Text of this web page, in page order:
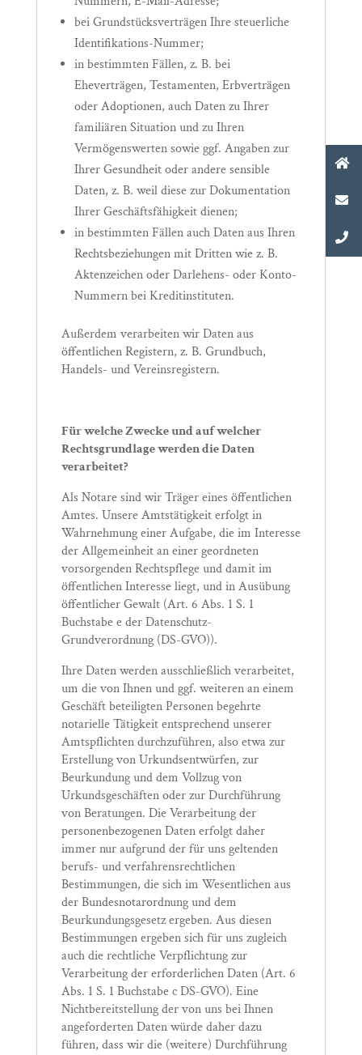
bei Grundstücksverträgen Ihre steuerliche
Identifikations-Nummer;
in bestimmten Fällen, z. B. bei
Eheverträgen, Testamenten, Erbverträgen
oder Adoptionen, auch Daten zu Ihrer
familiären Situation und zu Ihren
Vermögenswerten sowie ggf. Angaben zur
Ihrer Gesundheit oder andere sensible
Daten, z. B. weil diese zur Dokumentation
Ihrer Geschäftsfähigkeit dienen;
in bestimmten Fällen auch Daten aus Ihren
Rechtsbeziehungen mit Dritten wie z. B.
Aktenzeichen oder Darlehens- oder Konto-
Nummern bei Kreditinstituten.
Außerdem verarbeiten wir Daten aus
öffentlichen Registern, z. B. Grundbuch,
Handels- und Vereinsregistern.
Für welche Zwecke und auf welcher
Rechtsgrundlage werden die Daten
verarbeitet?
Als Notare sind wir Träger eines öffentlichen
Amtes. Unsere Amtstätigkeit erfolgt in
Wahrnehmung einer Aufgabe, die im Interesse
der Allgemeinheit an einer geordneten
vorsorgenden Rechtspflege und damit im
öffentlichen Interesse liegt, und in Ausübung
öffentlicher Gewalt (Art. 6 Abs. 1 S. 1
Buchstabe e der Datenschutz-
Grundverordnung (DS-GVO)).
Ihre Daten werden ausschließlich verarbeitet,
um die von Ihnen und ggf. weiteren an einem
Geschäft beteiligten Personen begehrte
notarielle Tätigkeit entsprechend unserer
Amtspflichten durchzuführen, also etwa zur
Erstellung von Urkundsentwürfen, zur
Beurkundung und dem Vollzug von
Urkundsgeschäften oder zur Durchführung
von Beratungen. Die Verarbeitung der
personenbezogenen Daten erfolgt daher
immer nur aufgrund der für uns geltenden
berufs- und verfahrensrechtlichen
Bestimmungen, die sich im Wesentlichen aus
der Bundesnotarordnung und dem
Beurkundungsgesetz ergeben. Aus diesen
Bestimmungen ergeben sich für uns zugleich
auch die rechtliche Verpflichtung zur
Verarbeitung der erforderlichen Daten (Art. 6
Abs. 1 S. 1 Buchstabe c DS-GVO). Eine
Nichtbereitstellung der von uns bei Ihnen
angeforderten Daten würde daher dazu
führen, dass wir die (weitere) Durchführung